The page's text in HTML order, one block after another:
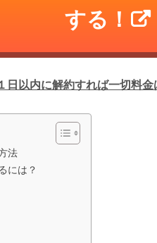
する！
日以内に解約すれば一切料
法
には？